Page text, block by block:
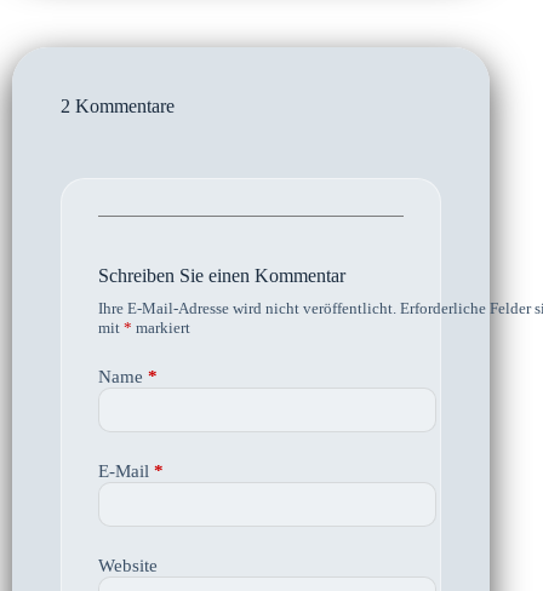
2 Kommentare
Schreiben Sie einen Kommentar
Ihre E-Mail-Adresse wird nicht veröffentlicht. Erforderliche Felder
mit * markiert
Name *
E-Mail *
Website